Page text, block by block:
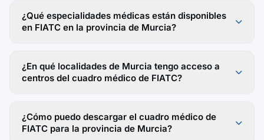
¿Qué especialidades médicas están disponibles
en FIATC en la provincia de Murcia?
¿En qué localidades de Murcia tengo acceso a
centros del cuadro médico de FIATC?
¿Cómo puedo descargar el cuadro médico de
FIATC para la provincia de Murcia?